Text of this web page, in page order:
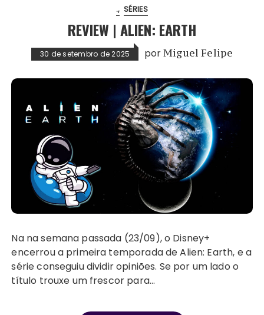
. SÉRIES
REVIEW | ALIEN: EARTH
30 de setembro de 2025 porMiguel Felipe
Na na semana passada (23/09), o Disney+
encerrou a primeira temporada de Alien: Earth, e a
série conseguiu dividir opiniões. Se por um lado o
título trouxe um frescor para…